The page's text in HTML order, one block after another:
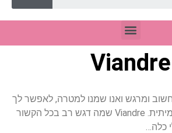
Viandre
חשוב ומרגש ואנו שמנו למטרה, לאפשר לך
להרגיש כמו מלכה אמיתית. Viandre שמה דגש רב בכל הקשור
כלה…